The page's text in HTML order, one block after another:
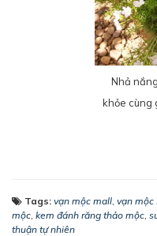
Nhả
khỏe cùng
Tags: vạn mộc mall, vạn mộc
mộc, kem đánh răng thảo mộc,
thuận tự nhiên